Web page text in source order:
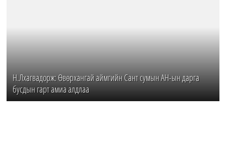
Н.Лхагвадорж: Өвөрхангай аймгийн Сант сумын АН-ын дарга
бусдын гарт амиа алдлаа